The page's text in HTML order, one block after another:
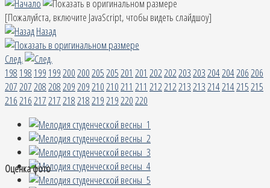
[Пожалуйста, включите JavaScript, чтобы видеть слайдшоу]
Назад
След.
198 198 199 199200200205205201 201 202202203203204204206206
207207208208209209210210211 211 212212213213214214215215
216216217217218218219219220220
Оценка фото